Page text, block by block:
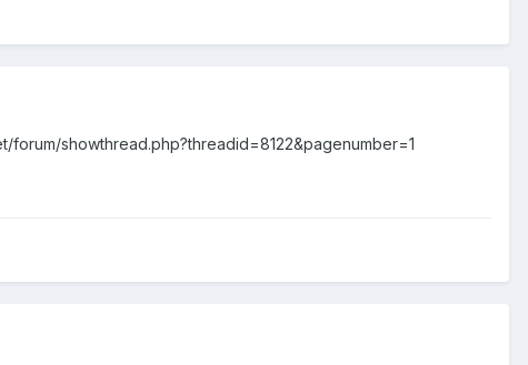
showthread.php?threadid=8122&pagenumber=1